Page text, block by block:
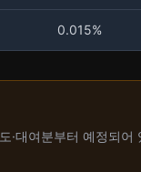
0.015%
·대여분부터 예정되